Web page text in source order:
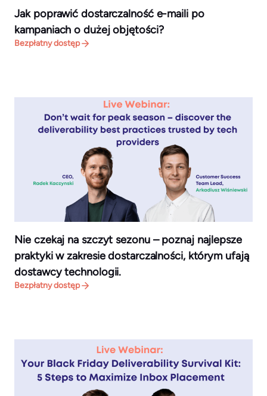
Jak poprawić dostarczalność e-maili po
kampaniach o dużej objętości?
Bezpłatny dostęp
Nie czekaj na szczyt sezonu – poznaj najlepsze
praktyki w zakresie dostarczalności, którym ufają
dostawcy technologii.
Bezpłatny dostęp